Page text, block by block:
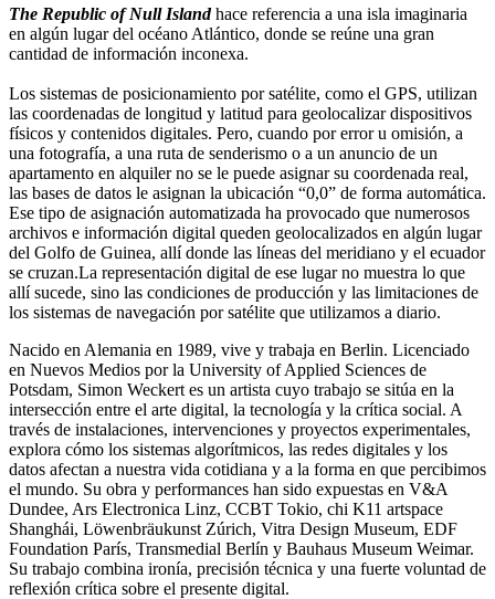
The Republic of Null Islandhace referencia a una isla imaginaria
en algún lugar del océano Atlántico, donde se reúne una gran
cantidad de información inconexa.
Los sistemas de posicionamiento por satélite, como el GPS, utilizan
las coordenadas de longitud y latitud para geolocalizar dispositivos
físicos y contenidos digitales. Pero, cuando por error u omisión, a
una fotografía, a una ruta de senderismo o a un anuncio de un
apartamento en alquiler no se le puede asignar su coordenada real,
las bases de datos le asignan la ubicación “0,0” de forma automática.
Ese tipo de asignación automatizada ha provocado que numerosos
archivos e información digital queden geolocalizados en algún lugar
del Golfo de Guinea, allí donde las líneas del meridiano y el ecuador
se cruzan.La representación digital de ese lugar no muestra lo que
allí sucede, sino las condiciones de producción y las limitaciones de
los sistemas de navegación por satélite que utilizamos a diario.
Nacido en Alemania en 1989, vive y trabaja en Berlin. Licenciado
en Nuevos Medios por la University of Applied Sciences de
Potsdam, Simon Weckert es un artista cuyo trabajo se sitúa en la
intersección entre el arte digital, la tecnología y la crítica social. A
través de instalaciones, intervenciones y proyectos experimentales,
explora cómo los sistemas algorítmicos, las redes digitales y los
datos afectan a nuestra vida cotidiana y a la forma en que percibimos
el mundo. Su obra y performances han sido expuestas en V&A
Dundee, Ars Electronica Linz, CCBT Tokio, chi K11 artspace
Shanghái, Löwenbräukunst Zúrich, Vitra Design Museum, EDF
Foundation París, Transmedial Berlín y Bauhaus Museum Weimar.
Su trabajo combina ironía, precisión técnica y una fuerte voluntad de
reflexión crítica sobre el presente digital.